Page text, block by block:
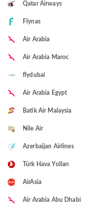
Qatar Airways
Flynas
Air Arabia
Air Arabia Maroc
flydubai
Air Arabia Egypt
Batik Air Malaysia
Nile Air
Azerbaijan Airlines
Türk Hava Yolları
AirAsia
Air Arabia Abu Dhabi